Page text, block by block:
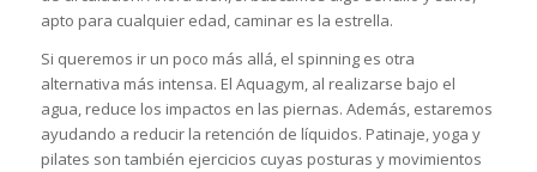
apto para cualquier edad, caminar es la estrella.
Si queremos ir un poco más allá, el spinning es otra
alternativa más intensa. El Aquagym, al realizarse bajo el
agua, reduce los impactos en las piernas. Además, estaremos
ayudando a reducir la retención de líquidos. Patinaje, yoga y
pilates son también ejercicios cuyas posturas y movimientos